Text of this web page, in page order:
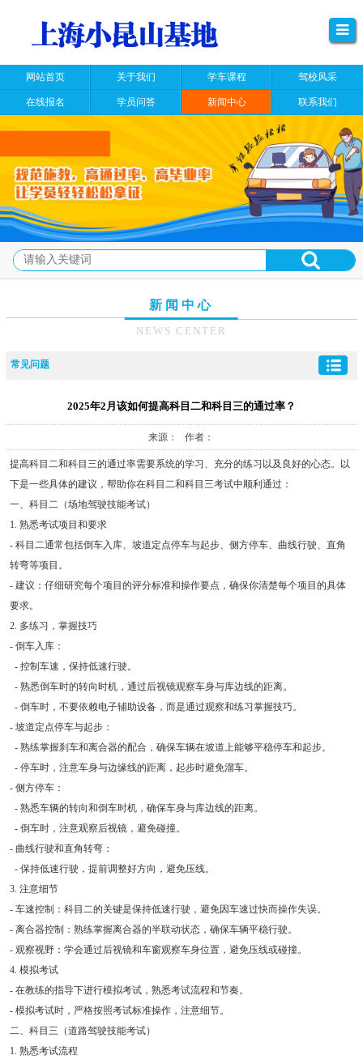
网站首页 关于我们 学车课程 驾校风采
在线报名 学员问答 新闻中心 联系我们
新闻中心
NEWS CENTER
常见问题
2025年2月该如何提高科目二和科目三的通过率？
来源： 作者：
提高科目二和科目三的通过率需要系统的学习、充分的练习以及良好的心态。以
下是一些具体的建议，帮助你在科目二和科目三考试中顺利通过：
一、科目二（场地驾驶技能考试）
1. 熟悉考试项目和要求
- 科目二通常包括倒车入库、坡道定点停车与起步、侧方停车、曲线行驶、直角
转弯等项目。
- 建议：仔细研究每个项目的评分标准和操作要点，确保你清楚每个项目的具体
要求。
2. 多练习，掌握技巧
- 倒车入库：
- 控制车速，保持低速行驶。
- 熟悉倒车时的转向时机，通过后视镜观察车身与库边线的距离。
- 倒车时，不要依赖电子辅助设备，而是通过观察和练习掌握技巧。
- 坡道定点停车与起步：
- 熟练掌握刹车和离合器的配合，确保车辆在坡道上能够平稳停车和起步。
- 停车时，注意车身与边缘线的距离，起步时避免溜车。
- 侧方停车：
- 熟悉车辆的转向和倒车时机，确保车身与库边线的距离。
- 倒车时，注意观察后视镜，避免碰撞。
- 曲线行驶和直角转弯：
- 保持低速行驶，提前调整好方向，避免压线。
3. 注意细节
- 车速控制：科目二的关键是保持低速行驶，避免因车速过快而操作失误。
- 离合器控制：熟练掌握离合器的半联动状态，确保车辆平稳行驶。
- 观察视野：学会通过后视镜和车窗观察车身位置，避免压线或碰撞。
4. 模拟考试
- 在教练的指导下进行模拟考试，熟悉考试流程和节奏。
- 模拟考试时，严格按照考试标准操作，注意细节。
二、科目三（道路驾驶技能考试）
1. 熟悉考试流程